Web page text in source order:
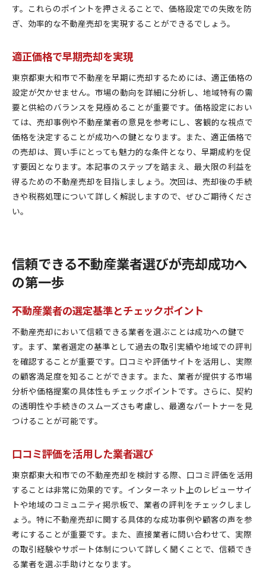
す。これらのポイントを押さえることで、価格設定での失敗を防
ぎ、効率的な不動産売却を実現することができるでしょう。
適正価格で早期売却を実現
東京都東大和市で不動産を早期に売却するためには、適正価格の
設定が欠かせません。市場の動向を詳細に分析し、地域特有の需
要と供給のバランスを見極めることが重要です。価格設定におい
ては、売却事例や不動産業者の意見を参考にし、客観的な視点で
価格を決定することが成功への鍵となります。また、適正価格で
の売却は、買い手にとっても魅力的な条件となり、早期成約を促
す要因となります。本記事のステップを踏まえ、最大限の利益を
得るための不動産売却を目指しましょう。次回は、売却後の手続
きや税務処理について詳しく解説しますので、ぜひご期待くださ
い。
信頼できる不動産業者選びが売却成功へ
の第一歩
不動産業者の選定基準とチェックポイント
不動産売却において信頼できる業者を選ぶことは成功への鍵で
す。まず、業者選定の基準として過去の取引実績や地域での評判
を確認することが重要です。口コミや評価サイトを活用し、実際
の顧客満足度を知ることができます。また、業者が提供する市場
分析や価格提案の具体性もチェックポイントです。さらに、契約
の透明性や手続きのスムーズさも考慮し、最適なパートナーを見
つけることが可能です。
口コミ評価を活用した業者選び
東京都東大和市での不動産売却を検討する際、口コミ評価を活用
することは非常に効果的です。インターネット上のレビューサイ
トや地域のコミュニティ掲示板で、業者の評判をチェックしまし
ょう。特に不動産売却に関する具体的な成功事例や顧客の声を参
考にすることが重要です。また、直接業者に問い合わせて、実際
の取引経験やサポート体制について詳しく聞くことで、信頼でき
る業者を選ぶ手助けとなります。